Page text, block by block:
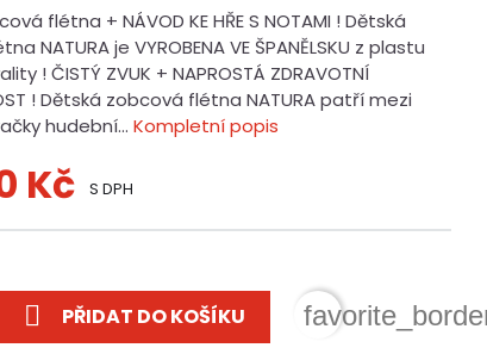
flétna + NÁVOD KE HŘE S NOTAMI ! Dětská
NATURA je VYROBENA VE ŠPANĚLSKU z plastu
! ČISTÝ ZVUK + NAPROSTÁ ZDRAVOTNÍ
! Dětská zobcová flétna NATURA patří mezi
hudební...Kompletní popis
Kč S DPH
 PŘIDAT DO KOŠÍKU